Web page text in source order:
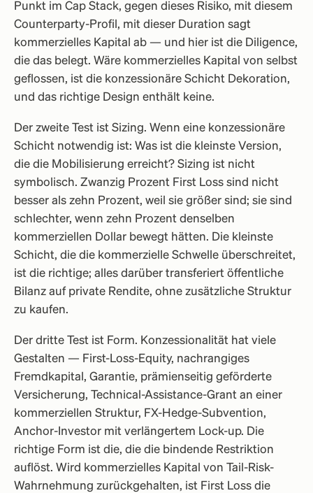
Punkt im Cap Stack, gegen dieses Risiko, mit diesem
Counterparty-Profil, mit dieser Duration sagt
kommerzielles Kapital ab — und hier ist die Diligence,
die das belegt. Wäre kommerzielles Kapital von selbst
geflossen, ist die konzessionäre Schicht Dekoration,
und das richtige Design enthält keine.
Der zweite Test ist Sizing. Wenn eine konzessionäre
Schicht notwendig ist: Was ist die kleinste Version,
die die Mobilisierung erreicht? Sizing ist nicht
symbolisch. Zwanzig Prozent First Loss sind nicht
besser als zehn Prozent, weil sie größer sind; sie sind
schlechter, wenn zehn Prozent denselben
kommerziellen Dollar bewegt hätten. Die kleinste
Schicht, die die kommerzielle Schwelle überschreitet,
ist die richtige; alles darüber transferiert öffentliche
Bilanz auf private Rendite, ohne zusätzliche Struktur
zu kaufen.
Der dritte Test ist Form. Konzessionalität hat viele
Gestalten — First-Loss-Equity, nachrangiges
Fremdkapital, Garantie, prämienseitig geförderte
Versicherung, Technical-Assistance-Grant an einer
kommerziellen Struktur, FX-Hedge-Subvention,
Anchor-Investor mit verlängertem Lock-up. Die
richtige Form ist die, die die bindende Restriktion
auflöst. Wird kommerzielles Kapital von Tail-Risk-
Wahrnehmung zurückgehalten, ist First Loss die